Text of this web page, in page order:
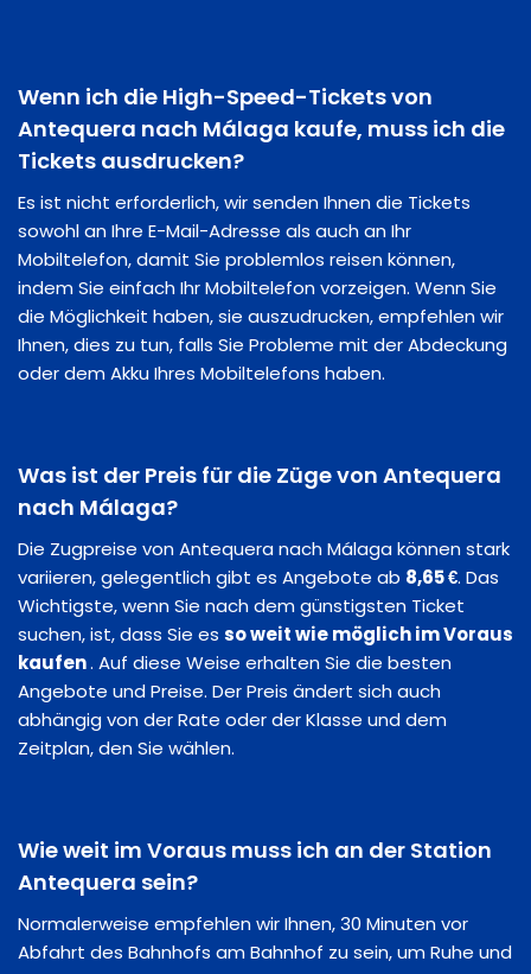
Wenn ich die High-Speed-Tickets von
Antequera nach Málaga kaufe, muss ich die
Tickets ausdrucken?
Es ist nicht erforderlich, wir senden Ihnen die Tickets
sowohl an Ihre E-Mail-Adresse als auch an Ihr
Mobiltelefon, damit Sie problemlos reisen können,
indem Sie einfach Ihr Mobiltelefon vorzeigen. Wenn Sie
die Möglichkeit haben, sie auszudrucken, empfehlen wir
Ihnen, dies zu tun, falls Sie Probleme mit der Abdeckung
oder dem Akku Ihres Mobiltelefons haben.
Was ist der Preis für die Züge von Antequera
nach Málaga?
Die Zugpreise von Antequera nach Málaga können stark
variieren, gelegentlich gibt es Angebote ab 8,65 €. Das
Wichtigste, wenn Sie nach dem günstigsten Ticket
suchen, ist, dass Sie es so weit wie möglich im Voraus
kaufen. Auf diese Weise erhalten Sie die besten
Angebote und Preise. Der Preis ändert sich auch
abhängig von der Rate oder der Klasse und dem
Zeitplan, den Sie wählen.
Wie weit im Voraus muss ich an der Station
Antequera sein?
Normalerweise empfehlen wir Ihnen, 30 Minuten vor
Abfahrt des Bahnhofs am Bahnhof zu sein, um Ruhe und